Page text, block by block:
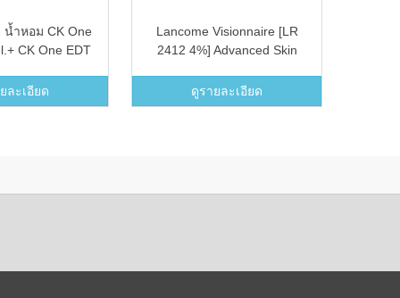
น้ำหอม CK One
CK One EDT
ละเอียด
Lancome Visionnaire [LR
2412 4%] Advanced Skin
ดูรายละเอียด